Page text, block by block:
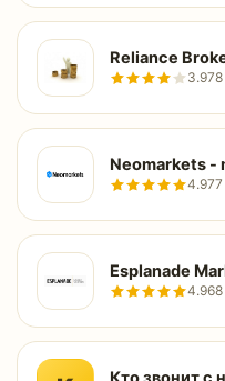
Reliance
3.9
Neomarkets -
4.9
Esplanade
4.9